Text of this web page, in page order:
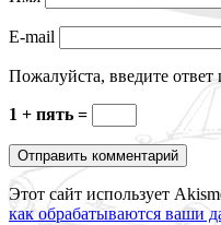
E-mail
Пожалуйста, введите
1 + пять =
Этот сайт использует
как обрабатываются ваши